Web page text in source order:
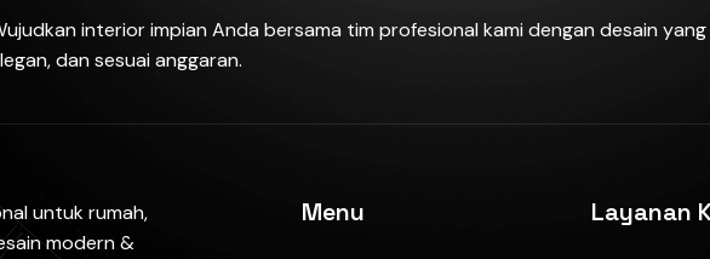
interior impian Anda bersama tim profesional kami dengan desain
dan sesuai anggaran.
untuk rumah,
modern &
Menu Layanan